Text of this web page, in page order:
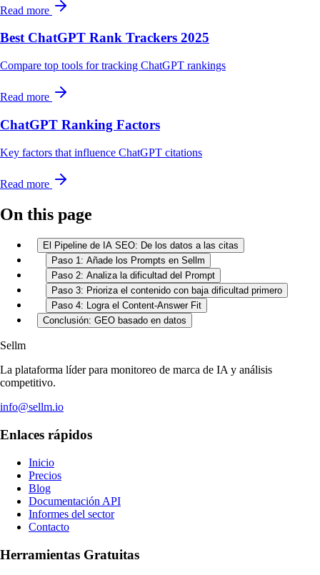
Read more
Best ChatGPT Rank Trackers 2025
Compare top tools for tracking ChatGPT rankings
Read more
ChatGPT Ranking Factors
Key factors that influence ChatGPT citations
Read more
On this page
El Pipeline de IA SEO: De los datos a las citas
Paso 1: Añade los Prompts en Sellm
Paso 2: Analiza la dificultad del Prompt
Paso 3: Prioriza el contenido con baja dificultad primero
Paso 4: Logra el Content-Answer Fit
Conclusión: GEO basado en datos
Sellm
La plataforma líder para monitoreo de marca de IA y análisis
competitivo.
info@sellm.io
Enlaces rápidos
Inicio
Precios
Blog
Documentación API
Informes del sector
Contacto
Herramientas Gratuitas